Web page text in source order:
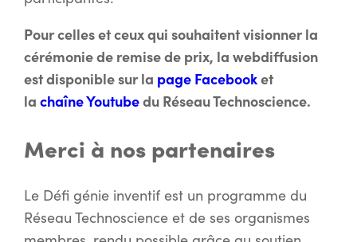
Pour celles et ceux qui souhaitent visionner la
cérémonie de remise de prix, la webdiffusion
est disponible sur la page Facebooket
la chaîne Youtubedu Réseau Technoscience.
Merci à nos partenaires
Le Défi génie inventif est un programme du
Réseau Technoscience et de ses organismes